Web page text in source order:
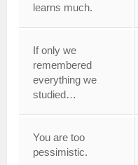
learns much.
If only we
remembered
everything we
studied…
You are too
pessimistic.